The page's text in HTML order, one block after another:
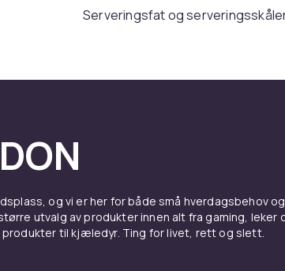
Serveringsfat og
ovale varianter. Flate fat passer
ideelle til pastaretter og sauser.
sideanretninger og desserter.
og vi er her for både små hverdagsbehov
utvalg av produkter innen alt fra gaming, leker
til kjæledyr. Ting for livet, rett og slett.